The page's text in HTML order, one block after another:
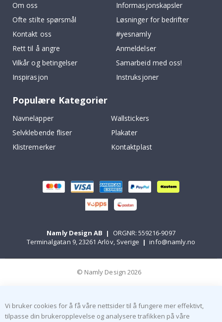
Om oss
Ofte stilte spørsmål
Kontakt oss
Rett til å angre
Vilkår og betingelser
Inspirasjon
Informasjonskapsler
Løsninger for bedrifter
#yesnamly
Anmeldelser
Samarbeid med oss!
Instruksjoner
Populære Kategorier
Navnelapper
Wallstickers
Selvklebende fliser
Plakater
Klistremerker
Kontaktplast
Namly Design AB |
ORGNR: 559216-9097
Terminalgatan 9, 23261 Arlöv, Sverige | info@namly.no
© Namly Design 2026
Vi bruker cookies for å få våre nettsider til å fungere mer effektivt,
tilpasse din brukeropplevelse og analysere trafikken på våre